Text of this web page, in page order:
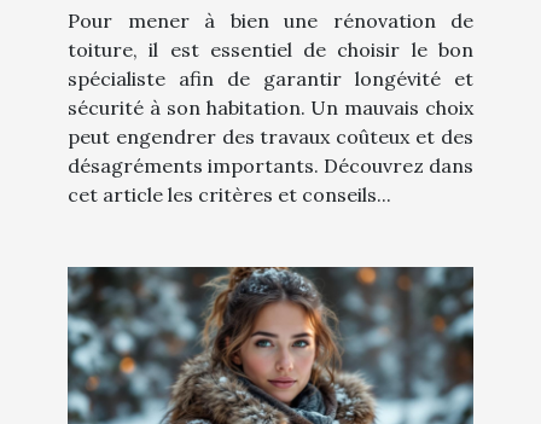
Pour mener à bien une rénovation de
toiture, il est essentiel de choisir le bon
spécialiste afin de garantir longévité et
sécurité à son habitation. Un mauvais choix
peut engendrer des travaux coûteux et des
désagréments importants. Découvrez dans
cet article les critères et conseils...